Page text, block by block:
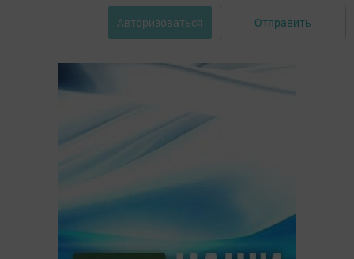
Авторизоваться Отправить